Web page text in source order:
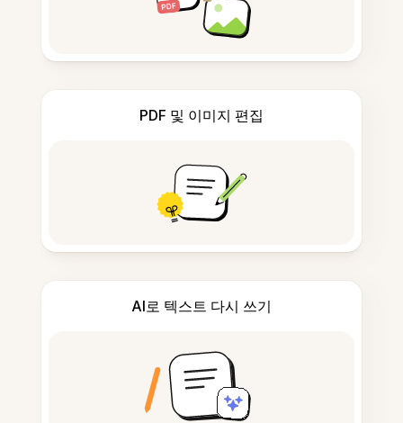
PDF 및 이미지 편집
AI로 텍스트 다시 쓰기